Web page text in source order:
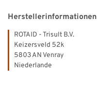
Herstellerinformationen
ROTAID - Trisult B.V.
Keizersveld 52k
5803 AN Venray
Niederlande